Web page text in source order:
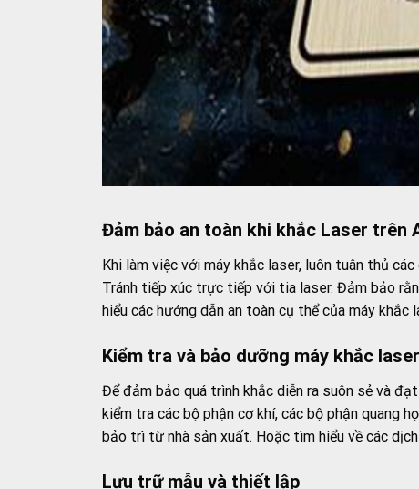
Đảm bảo an toàn khi khắc Laser trên
Khi làm việc với máy khắc laser, luôn tuân thủ
Tránh tiếp xúc trực tiếp với tia laser. Đảm bảo
hiểu các hướng dẫn an toàn cụ thể của máy khắc
Kiểm tra và bảo dưỡng máy khắc laser
Để đảm bảo quá trình khắc diễn ra suôn sẻ và
kiểm tra các bộ phận cơ khí, các bộ phận quang
bảo trì từ nhà sản xuất. Hoặc tìm hiểu về các
Lưu trữ mẫu và thiết lập